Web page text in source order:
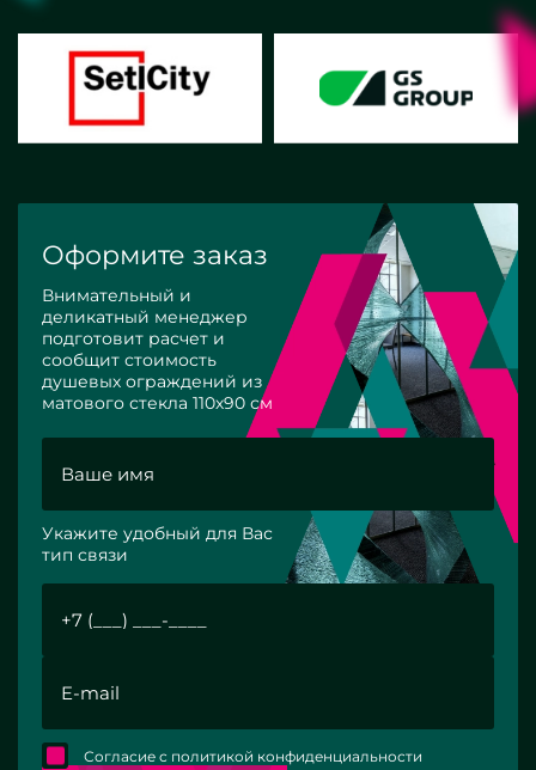
Оформите заказ
Внимательный и
деликатный менеджер
подготовит расчет и
сообщит стоимость
душевых ограждений из
матового стекла 110х90 см
Укажите удобный для Вас
тип связи
Согласие с политикой конфиденциальности